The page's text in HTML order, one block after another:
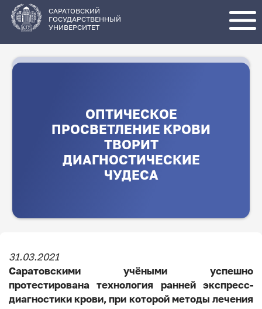
основному
содержанию
САРАТОВСКИЙ
ГОСУДАРСТВЕННЫЙ
УНИВЕРСИТЕТ
ОПТИЧЕСКОЕ
ПРОСВЕТЛЕНИЕ КРОВИ
ТВОРИТ
ДИАГНОСТИЧЕСКИЕ
ЧУДЕСА
31.03.2021
Cаратовскими учёными успешно
протестирована технология ранней экспресс-
диагностики крови, при которой методы лечения